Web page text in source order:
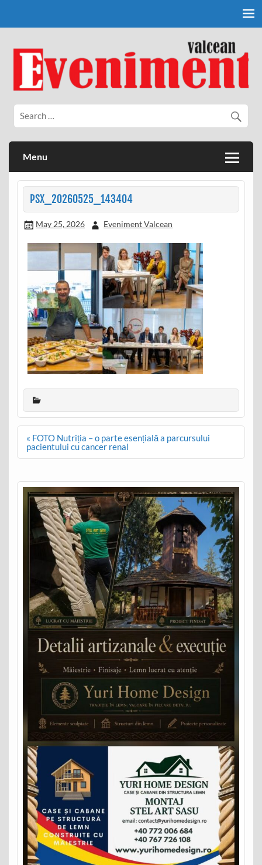
Eveniment Valcean
Menu
PSX_20260525_143404
May 25, 2026 Eveniment Valcean
Post
navigation
« FOTO Nutriția – o parte esențială a parcursului
pacientului cu cancer renal